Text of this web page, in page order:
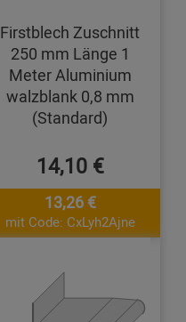
Firstblech Zuschnitt
250 mm Länge 1
Meter Aluminium
walzblank 0,8 mm
(Standard)
14,10 €
13,26 €
mit Code: CxLyh2Ajne